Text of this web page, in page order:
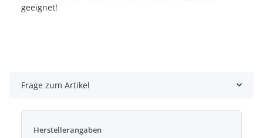
geeignet!
Frage zum Artikel
Herstellerangaben